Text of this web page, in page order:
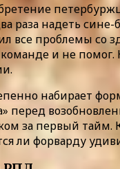
раза надеть
все проблемы со
и не помог.
набирает
за первый тайм.
ли форварду